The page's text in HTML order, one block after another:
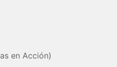
en Acción)